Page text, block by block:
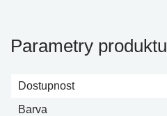
Parametry produktu
Dostupnost
Barva